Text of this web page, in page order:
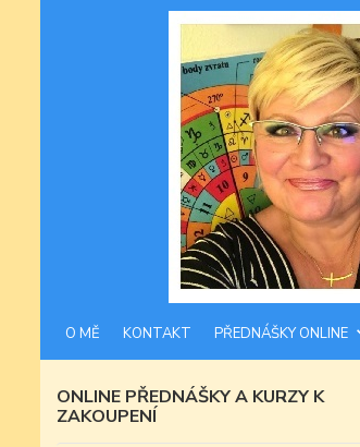
O MĚ KONTAKT PŘEDNÁŠKY ONLINE
ONLINE PŘEDNÁŠKY A KURZY K
ZAKOUPENÍ